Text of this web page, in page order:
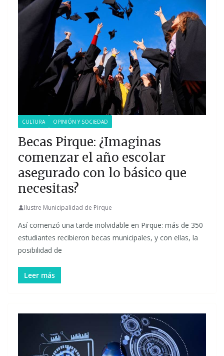
CULTURA OPINIÓN Y SOCIEDAD
Becas Pirque: ¿Imaginas
comenzar el año escolar
asegurado con lo básico que
necesitas?
Ilustre Municipalidad de Pirque
Así comenzó una tarde inolvidable en Pirque: más de 350
estudiantes recibieron becas municipales, y con ellas, la
posibilidad de
Leer más